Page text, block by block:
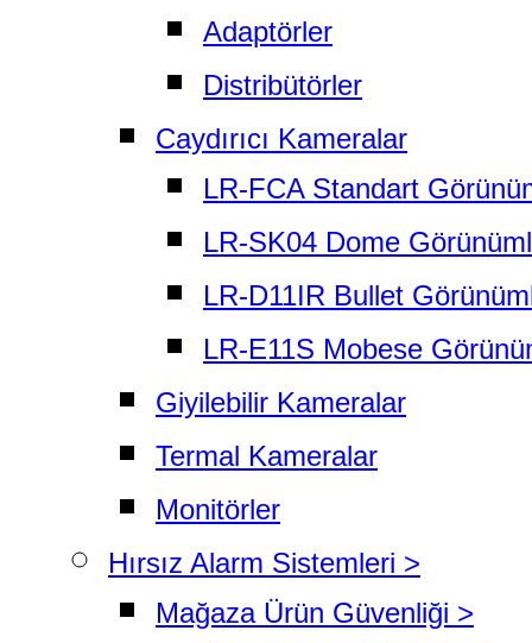
Adaptörler
Distribütörler
Caydırıcı Kameralar
LR-FCA Standart
LR-SK04 Dome
LR-D11IR Bullet
LR-E11S Mobese
Giyilebilir Kameralar
Termal Kameralar
Monitörler
Hırsız Alarm Sistemleri >
Mağaza Ürün Güvenliği >